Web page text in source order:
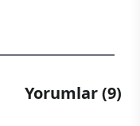
Yorumlar (9)